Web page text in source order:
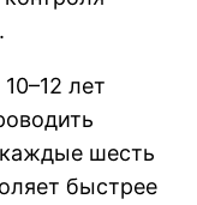
лет
шесть
быстрее